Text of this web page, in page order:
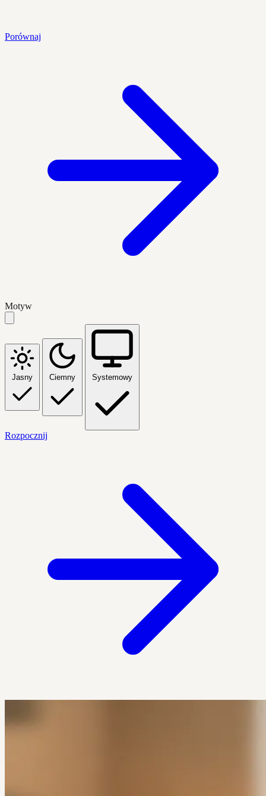
Porównaj
Motyw
Jasny Ciemny Systemowy
Rozpocznij